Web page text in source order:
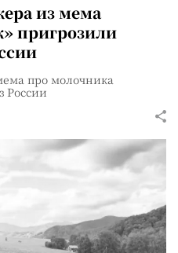
из мема
пригрозили
про молочника
России